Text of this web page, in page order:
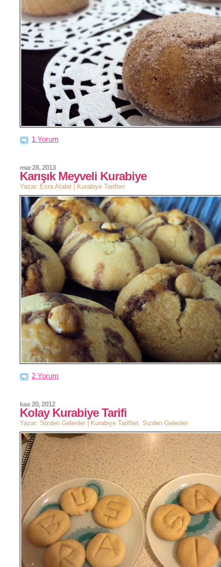
1 Yorum
Karışık Meyveli Kurabiye
mar 28, 2013
Yazar: Esra Atalar | Kurabiye Tarifleri
2 Yorum
Kolay Kurabiye Tarifi
kas 20, 2012
Yazar: Sizden Gelenler | Kurabiye Tarifleri Sizden Gelenler